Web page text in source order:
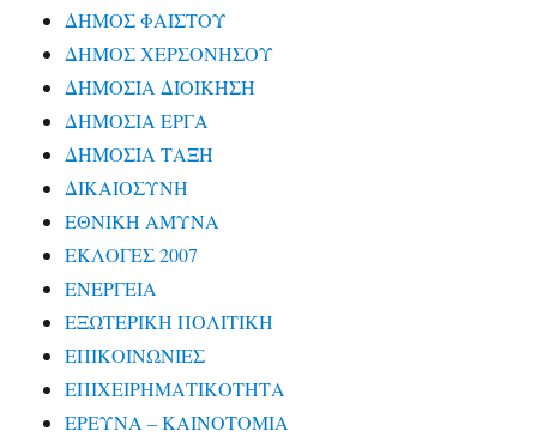
ΔΗΜΟΣ ΦΑΙΣΤΟΥ
ΔΗΜΟΣ ΧΕΡΣΟΝΗΣΟΥ
ΔΗΜΟΣΙΑ ΔΙΟΙΚΗΣΗ
ΔΗΜΟΣΙΑ ΕΡΓΑ
ΔΗΜΟΣΙΑ ΤΑΞΗ
ΔΙΚΑΙΟΣΥΝΗ
ΕΘΝΙΚΗ ΑΜΥΝΑ
ΕΚΛΟΓΕΣ 2007
ΕΝΕΡΓΕΙΑ
ΕΞΩΤΕΡΙΚΗ ΠΟΛΙΤΙΚΗ
ΕΠΙΚΟΙΝΩΝΙΕΣ
ΕΠΙΧΕΙΡΗΜΑΤΙΚΟΤΗΤΑ
ΕΡΕΥΝΑ – ΚΑΙΝΟΤΟΜΙΑ